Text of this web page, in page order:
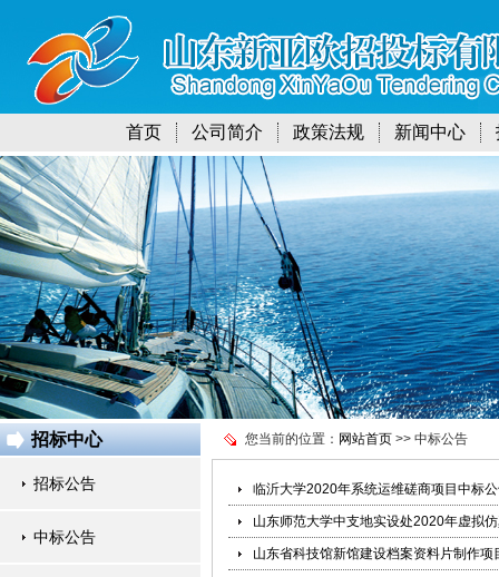
首页 公司简介 政策法规 新闻中心
招标中心
招标公告
中标公告
您当前的位置： 网站首页 >> 中标公告
临沂大学2020年系统运维磋商项目中标
山东师范大学中支地实设处2020年虚拟
山东省科技馆新馆建设档案资料片制作项